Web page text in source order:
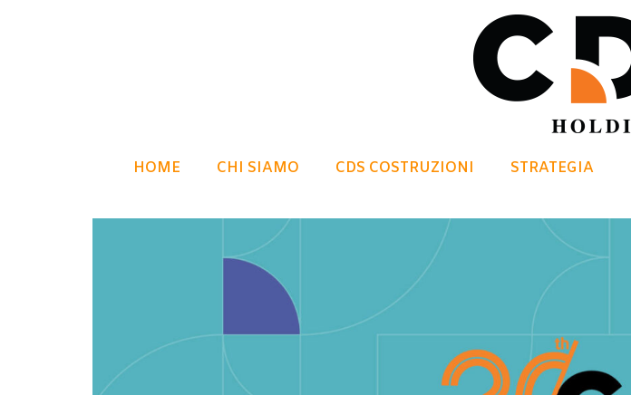
HOME CHI SIAMO CDS COSTRUZIONI STRATEGIA